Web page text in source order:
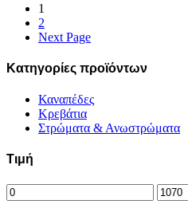
1
2
Next Page
Κατηγορίες προϊόντων
Καναπέδες
Κρεβάτια
Στρώματα & Ανωστρώματα
Τιμή
Min
price
Max
price